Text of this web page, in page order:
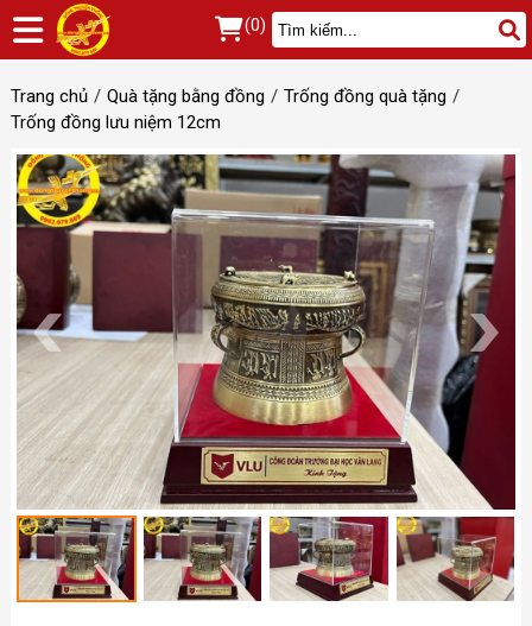
(0)
Trang chủ Quà tặng bằng đồng
Trống đồng quà tặng
Trống đồng lưu niệm 12cm